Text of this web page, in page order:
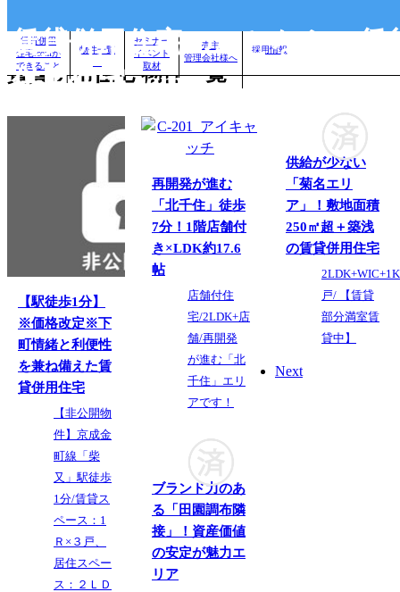
賃貸併用住宅のことなら、賃
併用住宅.com
賃貸併用住宅 物件一覧
【駅徒歩1分】
※価格改定※下
町情緒と利便性
を兼ね備えた賃
貸併用住宅
【非公開物
件】京成金
町線「柴
又」駅徒歩
1分/賃貸ス
ペース：1
Ｒ×３戸、
居住スペー
ス：２ＬＤ
再開発が進む
「北千住」徒歩
7分！1階店舗付
き×LDK約17.6
帖
店舗付住
宅/2LDK+店
舗/再開発
が進む「北
千住」エリ
アです！
供給が少ない
「菊名エリ
ア」！敷地面積
250㎡超＋築浅
の賃貸併用住宅
戸/ 【賃貸
部分満室賃
貸中】
ブランド力のあ
る「田園調布隣
接」！資産価値
の安定が魅力エ
リア
Next
賃貸併用
住宅.comが
できること
物件一覧
セミナー
イベント
取材
売主
管理会社様へ
採用情報